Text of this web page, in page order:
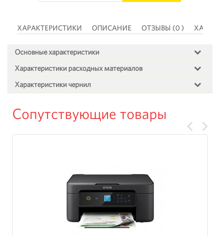
ХАРАКТЕРИСТИКИ ОПИСАНИЕ ОТЗЫВЫ (0 )
Основные характеристики
Характеристики расходных материалов
Характеристики чернил
Сопутствующие товары